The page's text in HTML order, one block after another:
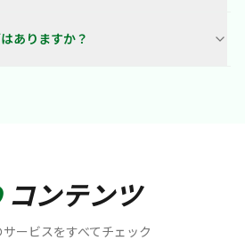
ありますか？
コンテンツ
サービスをすべてチェック